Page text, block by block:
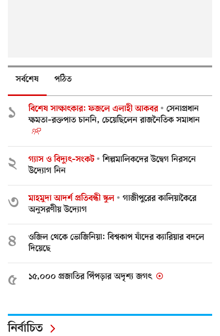
সর্বশেষ পঠিত
১ বিশেষ সাক্ষাৎকার: ফজলে এলাহী আকবর
সেনাপ্রধান
ক্ষমতা–রক্তপাত চাননি, চেয়েছিলেন রাজনৈতিক সমাধান
২ গ্যাস ও বিদ্যুৎ–সংকট
শিল্পমালিকদের উদ্বেগ নিরসনে
উদ্যোগ নিন
৩ মাহমুদা আদর্শ প্রতিবন্ধী স্কুল
গাজীপুরের কালিয়াকৈরে
অনুসরণীয় উদ্যোগ
৪
ওজিল থেকে ভোজিনিয়া: বিশ্বকাপ যাঁদের ক্যারিয়ার বদলে
দিয়েছে
৫ ১৫,০০০ প্রজাতির পিঁপড়ার অদৃশ্য জগৎ
নির্বাচিত